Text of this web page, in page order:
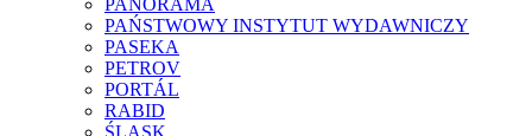
PANORAMA
PAŃSTWOWY INSTYTUT WYDAWNICZY
PASEKA
PETROV
PORTÁL
RABID
ŚLĄSK